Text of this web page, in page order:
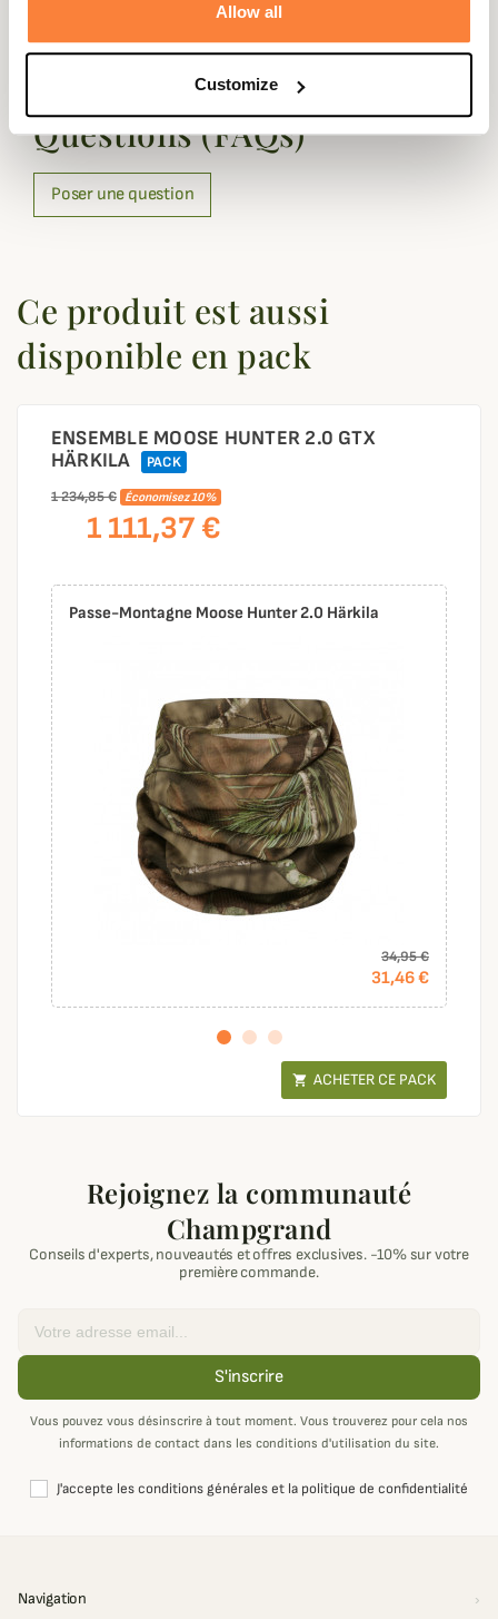
Allow all
Customize
Questions (FAQs)
Questions (FAQs)
Poser une question
Ce produit est aussi
disponible en pack
ENSEMBLE MOOSE HUNTER 2.0 GTX
HÄRKILA
PACK
1 234,85 €
Économisez 10%
1 111,37 €
Passe-Montagne Moose Hunter 2.0 Härkila
34,95 €
31,46 €
 ACHETER CE PACK
Rejoignez la communauté
Champgrand
Conseils d'experts, nouveautés et offres exclusives. -10% sur votre
première commande.
S'inscrire
Vous pouvez vous désinscrire à tout moment. Vous trouverez pour cela nos
informations de contact dans les conditions d'utilisation du site.
J'accepte les conditions générales et la politique de confidentialité
Navigation